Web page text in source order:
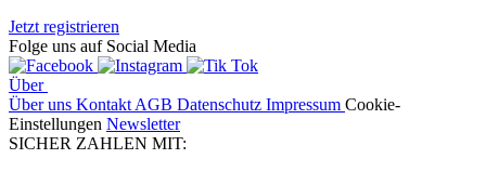
Jetzt registrieren
Folge uns auf Social Media
Über
Über uns Kontakt AGB Datenschutz Impressum Cookie-
Einstellungen Newsletter
SICHER ZAHLEN MIT: